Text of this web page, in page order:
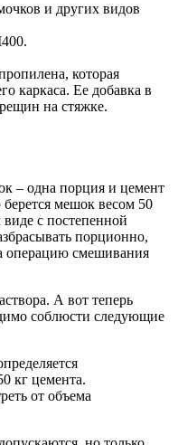
и других видов
которая
каркаса. Ее добавка в
на стяжке.
– одна порция и цемент
мешок весом 50
с постепенной
порционно,
операцию смешивания
А вот теперь
соблюсти следующие
кг цемента.
от объема